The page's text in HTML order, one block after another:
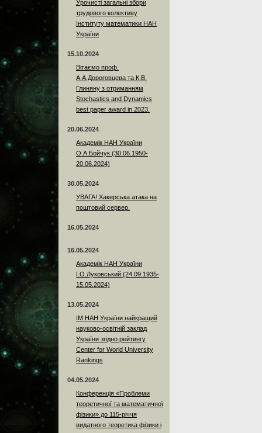
Урочисті загальні збори
трудового колективу
Інституту математики НАН
України
15.10.2024
Вітаємо проф.
А.А.Дороговцева та К.В.
Глиняну з отриманням
Stochastics and Dynamics
best paper award in 2023.
20.06.2024
Академік НАН України
О.А.Бойчук (30.06.1950-
20.06.2024)
30.05.2024
УВАГА! Хакерська атака на
поштовий сервер.
16.05.2024
16.05.2024
Академік НАН України
І.О.Луковський (24.09.1935-
15.05.2024)
13.05.2024
ІМ НАН України найкращий
науково-освітній заклад
України згідно рейтингу
Center for World University
Rankings
04.05.2024
Конференція «Проблеми
теоретичної та математичної
фізики» до 115-річчя
видатного теоретика фізики і